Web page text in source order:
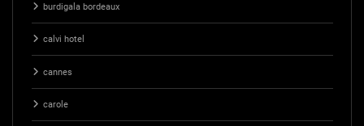
burdigala bordeaux
calvi hotel
cannes
carole